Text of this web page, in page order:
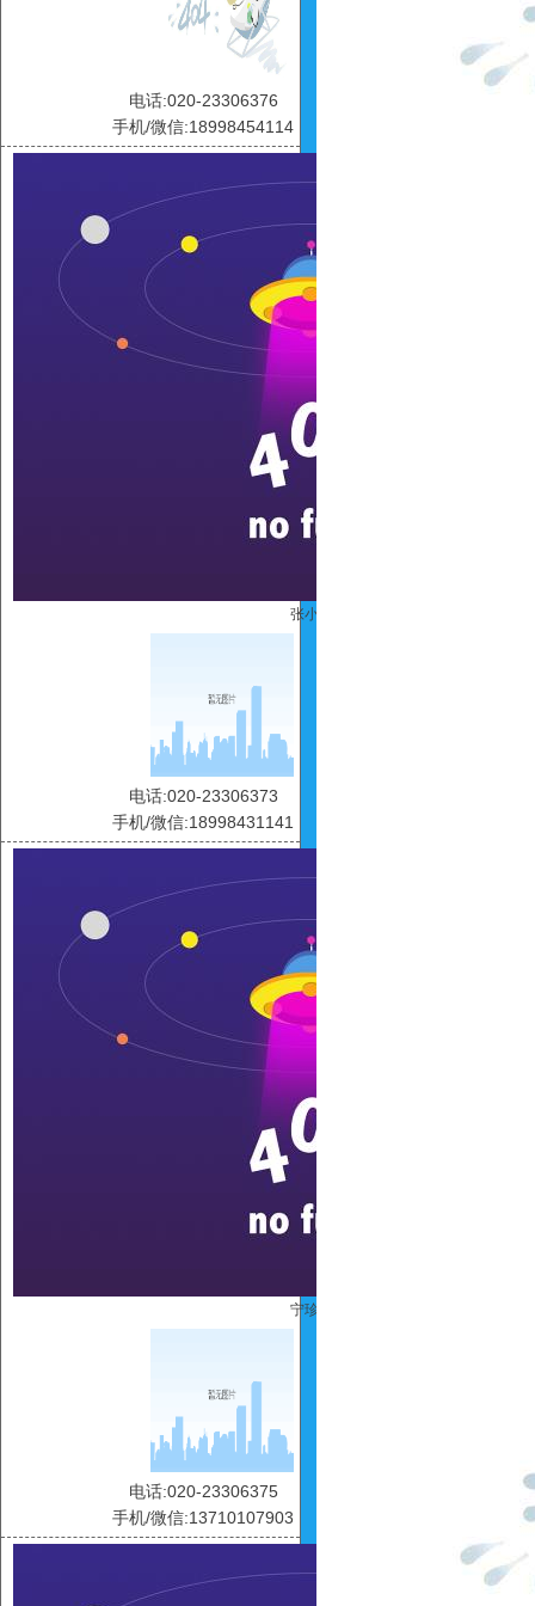
电话:020-23306376
手机/微信:18998454114
张小惠
电话:020-23306373
手机/微信:18998431141
宁珍珍
电话:020-23306375
手机/微信:13710107903